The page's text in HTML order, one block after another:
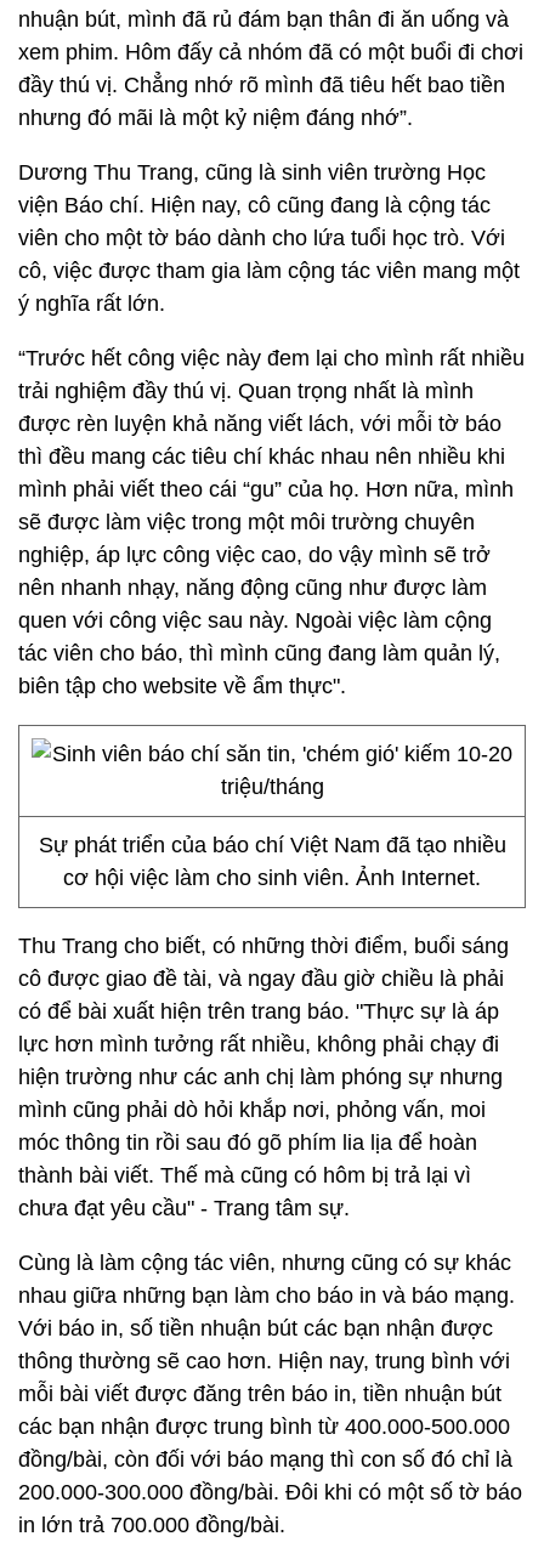
nhuận bút, mình đã rủ đám bạn thân đi ăn uống và
xem phim. Hôm đấy cả nhóm đã có một buổi đi chơi
đầy thú vị. Chẳng nhớ rõ mình đã tiêu hết bao tiền
nhưng đó mãi là một kỷ niệm đáng nhớ”.
Dương Thu Trang, cũng là sinh viên trường Học
viện Báo chí. Hiện nay, cô cũng đang là cộng tác
viên cho một tờ báo dành cho lứa tuổi học trò. Với
cô, việc được tham gia làm cộng tác viên mang một
ý nghĩa rất lớn.
“Trước hết công việc này đem lại cho mình rất nhiều
trải nghiệm đầy thú vị. Quan trọng nhất là mình
được rèn luyện khả năng viết lách, với mỗi tờ báo
thì đều mang các tiêu chí khác nhau nên nhiều khi
mình phải viết theo cái “gu” của họ. Hơn nữa, mình
sẽ được làm việc trong một môi trường chuyên
nghiệp, áp lực công việc cao, do vậy mình sẽ trở
nên nhanh nhạy, năng động cũng như được làm
quen với công việc sau này. Ngoài việc làm cộng
tác viên cho báo, thì mình cũng đang làm quản lý,
biên tập cho website về ẩm thực".
Sự phát triển của báo chí Việt Nam đã tạo nhiều
cơ hội việc làm cho sinh viên. Ảnh Internet.
Thu Trang cho biết, có những thời điểm, buổi sáng
cô được giao đề tài, và ngay đầu giờ chiều là phải
có để bài xuất hiện trên trang báo. "Thực sự là áp
lực hơn mình tưởng rất nhiều, không phải chạy đi
hiện trường như các anh chị làm phóng sự nhưng
mình cũng phải dò hỏi khắp nơi, phỏng vấn, moi
móc thông tin rồi sau đó gõ phím lia lịa để hoàn
thành bài viết. Thế mà cũng có hôm bị trả lại vì
chưa đạt yêu cầu" - Trang tâm sự.
Cùng là làm cộng tác viên, nhưng cũng có sự khác
nhau giữa những bạn làm cho báo in và báo mạng.
Với báo in, số tiền nhuận bút các bạn nhận được
thông thường sẽ cao hơn. Hiện nay, trung bình với
mỗi bài viết được đăng trên báo in, tiền nhuận bút
các bạn nhận được trung bình từ 400.000-500.000
đồng/bài, còn đối với báo mạng thì con số đó chỉ là
200.000-300.000 đồng/bài. Đôi khi có một số tờ báo
in lớn trả 700.000 đồng/bài.